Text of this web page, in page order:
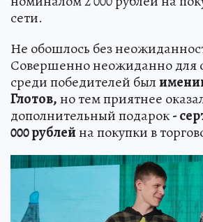
сети.
Не обошлось без
Совершенно неожиданно для
среди победителей был
Глотов,но тем приятнее
дополнительный подарок-
000 рублейна покупки в